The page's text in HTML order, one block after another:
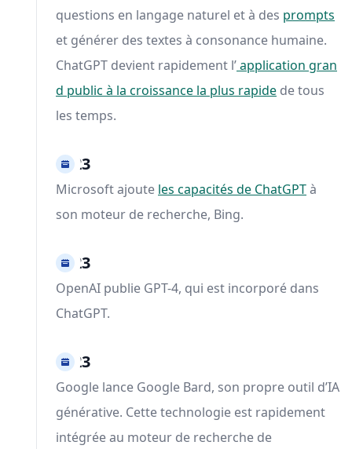
questions en langage naturel et à des prompts
et générer des textes à consonance humaine.
ChatGPT devient rapidement l’application gran
d public à la croissance la plus rapide de tous
les temps.
2023
Microsoft ajoute les capacités de ChatGPTà
son moteur de recherche, Bing.
2023
OpenAI publie GPT-4, qui est incorporé dans
ChatGPT.
2023
Google lance Google Bard, son propre outil d’IA
générative. Cette technologie est rapidement
intégrée au moteur de recherche de